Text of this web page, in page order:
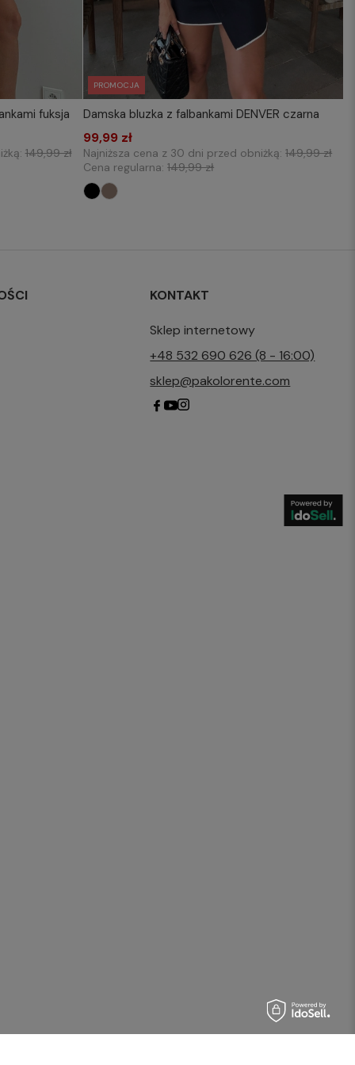
fuksja
149,99 zł
PROMOCJA
WYBIERZ ROZMIAR DO KOSZYKA
Damska bluzka z falbankami DENVER czarna
99,99 zł
Najniższa cena z 30 dni przed obniżką:149,99 zł
Cena regularna:149,99 zł
KONTAKT
Sklep internetowy
+48 532 690 626 (8 - 16:00)
sklep@pakolorente.com